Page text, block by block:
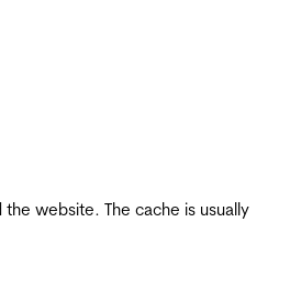
website. The cache is usually